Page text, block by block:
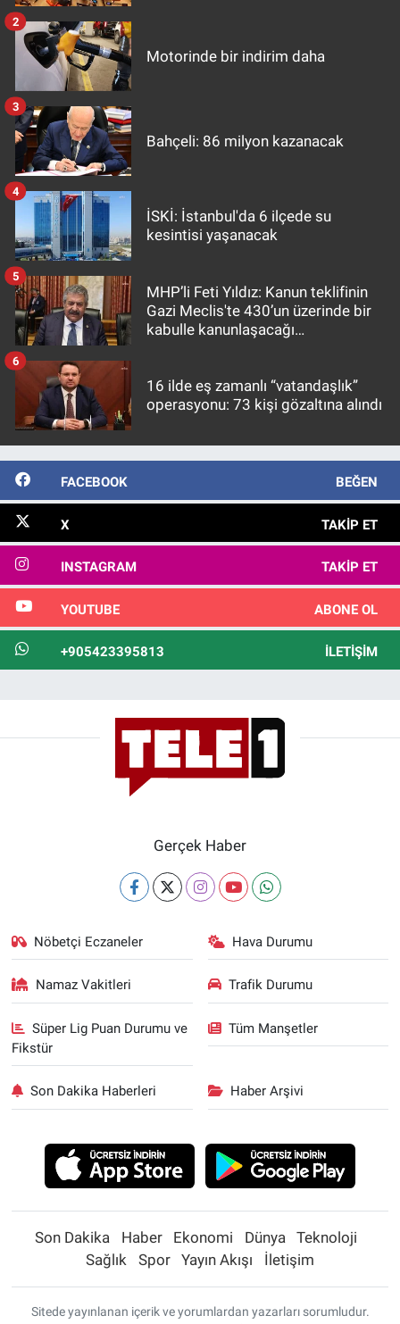
Motorinde bir indirim daha
2
Bahçeli: 86 milyon kazanacak
3
İSKİ: İstanbul'da 6 ilçede su
kesintisi yaşanacak
4
MHP’li Feti Yıldız: Kanun teklifinin
Gazi Meclis'te 430’un üzerinde bir
kabulle kanunlaşacağı
5
16 ilde eş zamanlı “vatandaşlık”
operasyonu: 73 kişi gözaltına alındı
6
FACEBOOK BEĞEN
X TAKIP ET
INSTAGRAM TAKIP ET
YOUTUBE ABONE OL
+905423395813 İLETIŞIM
Gerçek Haber
Nöbetçi Eczaneler Hava Durumu
Namaz Vakitleri Trafik Durumu
Süper Lig Puan Durumu ve
Fikstür
Tüm Manşetler
Son Dakika Haberleri Haber Arşivi
Son Dakika Haber Ekonomi Dünya
Teknoloji
Sağlık
Spor Yayın Akışı İletişim
Sitede yayınlanan içerik ve yorumlardan yazarları sorumludur.